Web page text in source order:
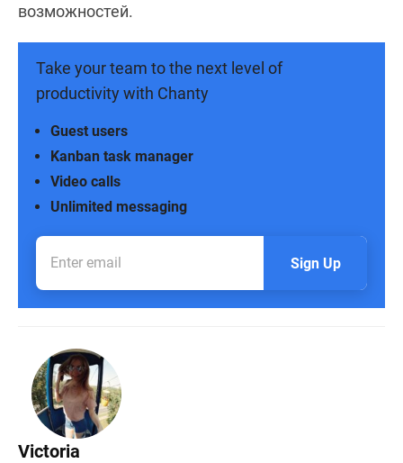
возможностей.
Take your team to the next level of
productivity with Chanty
Unlimited messaging
Video calls
Kanban task manager
Guest users
Sign Up
Victoria